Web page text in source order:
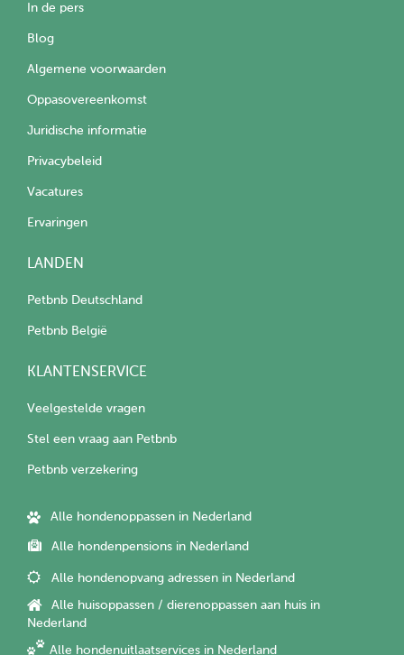
In de pers
Blog
Algemene voorwaarden
Oppasovereenkomst
Juridische informatie
Privacybeleid
Vacatures
Ervaringen
LANDEN
Petbnb Deutschland
Petbnb België
KLANTENSERVICE
Veelgestelde vragen
Stel een vraag aan Petbnb
Petbnb verzekering
Alle hondenoppassen in Nederland
Alle hondenpensions in Nederland
Alle hondenopvang adressen in Nederland
Alle huisoppassen / dierenoppassen aan huis in
Nederland
Alle hondenuitlaatservices in Nederland